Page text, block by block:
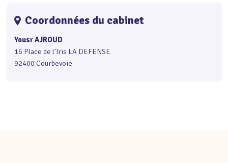
Coordonnées du cabinet
Yousr AJROUD
16 Place de l'Iris LA DEFENSE
92400 Courbevoie